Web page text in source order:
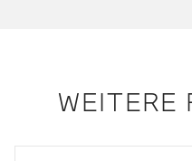
WEITERE